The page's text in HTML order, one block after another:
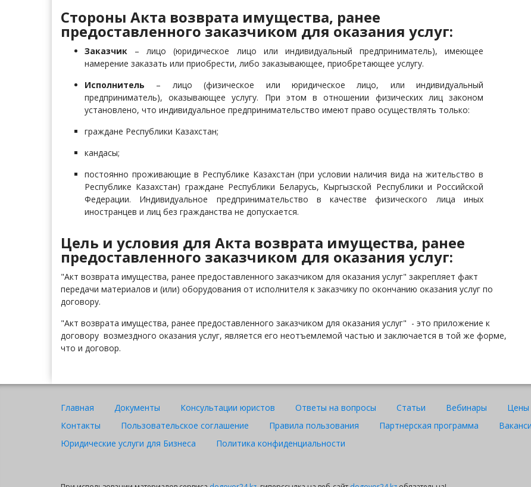
Стороны Акта возврата имущества, ранее
предоставленного заказчиком для оказания услуг:
Заказчик – лицо (юридическое лицо или индивидуальный предприниматель), имеющее
намерение заказать или приобрести, либо заказывающее, приобретающее услугу.
Исполнитель – лицо (физическое или юридическое лицо, или индивидуальный
предприниматель), оказывающее услугу. При этом в отношении физических лиц законом
установлено, что индивидуальное предпринимательство имеют право осуществлять только:
граждане Республики Казахстан;
кандасы;
постоянно проживающие в Республике Казахстан (при условии наличия вида на жительство в
Республике Казахстан) граждане Республики Беларусь, Кыргызской Республики и Российской
Федерации. Индивидуальное предпринимательство в качестве физического лица иных
иностранцев и лиц без гражданства не допускается.
Цель и условия для Акта возврата имущества, ранее
предоставленного заказчиком для оказания услуг:
"Акт возврата имущества, ранее предоставленного заказчиком для оказания услуг" закрепляет факт
передачи материалов и (или) оборудования от исполнителя к заказчику по окончанию оказания услуг по
договору.
"Акт возврата имущества, ранее предоставленного заказчиком для оказания услуг" - это приложение к
договору возмездного оказания услуг, является его неотъемлемой частью и заключается в той же форме,
что и договор.
Главная Документы Консультации юристов Ответы на вопросы Статьи Вебинары Цены
Контакты
Пользовательское соглашение Правила пользования Партнерская программа
Юридические услуги для Бизнеса
Политика конфиденциальности